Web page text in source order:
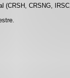
(CRSH, CRSNG, IRSC,